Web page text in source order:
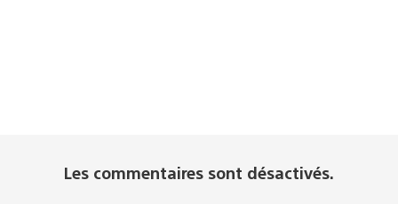
Les commentaires sont désactivés.